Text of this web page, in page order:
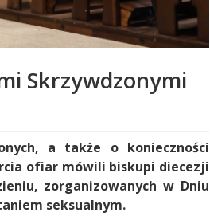
Skrzywdzonymi
a także o konieczności
ofiar mówili biskupi diecezji
zorganizowanych w Dniu
seksualnym.